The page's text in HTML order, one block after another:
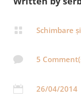
 Schimbare
 5
 26/04/2014